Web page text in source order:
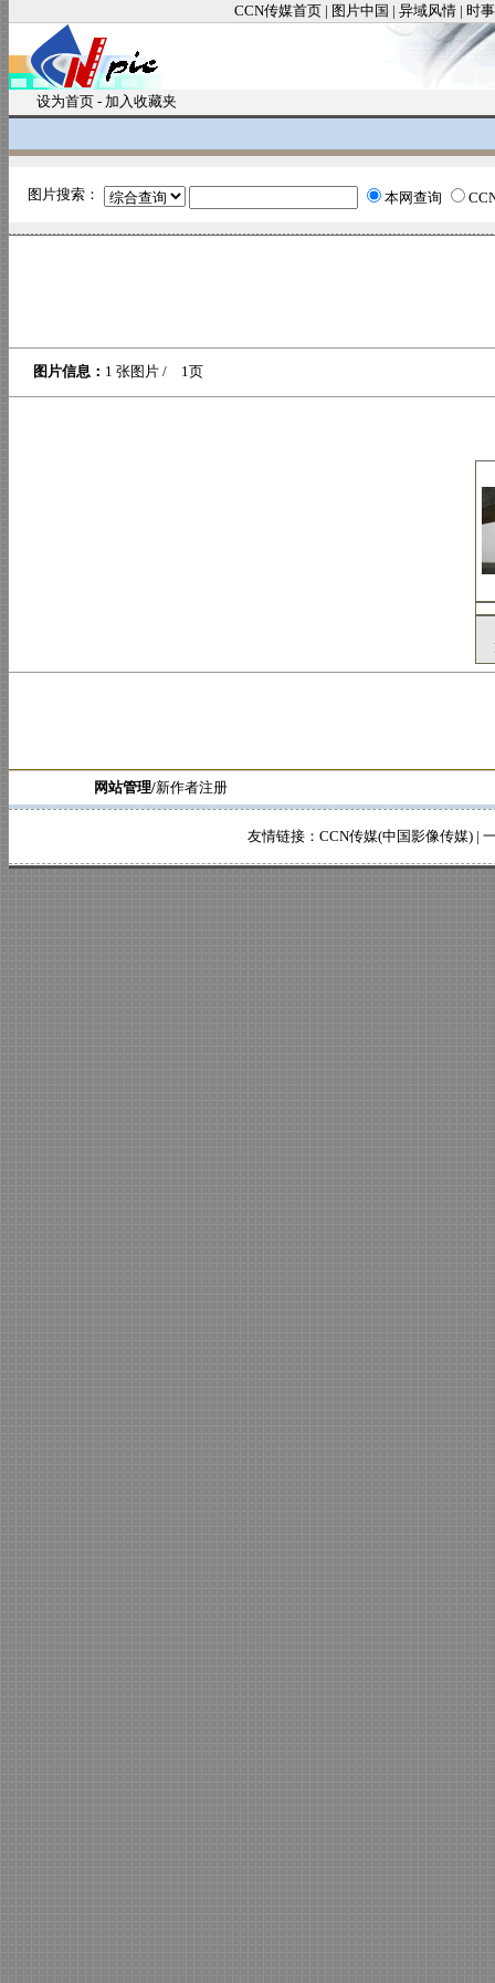
CCN传媒首页 | 图片中国 | 异域风情 | 时
设为首页 - 加入收藏夹
图片搜索： 本网查询
图片信息： 1 张图片 / 1页
网站管理/新作者注册
友情链接： CCN传媒(中国影像传媒) |